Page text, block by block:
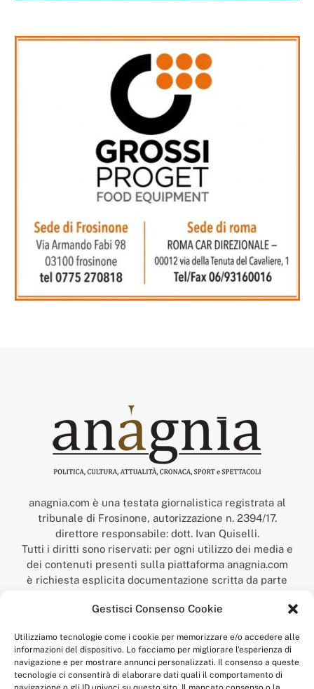
Gestisci Consenso Cookie
Utilizziamo tecnologie come i cookie per memorizzare e/o accedere alle
informazioni del dispositivo. Lo facciamo per migliorare l'esperienza di
navigazione e per mostrare annunci personalizzati. Il consenso a queste
tecnologie ci consentirà di elaborare dati quali il comportamento di
anagnia.com è una testata giornalistica registrata al
tribunale di Frosinone, autorizzazione n. 2394/17.
direttore responsabile: dott. Ivan Quiselli.
Tutti i diritti sono riservati: per ogni utilizzo dei media e
dei contenuti presenti sulla piattaforma anagnia.com
è richiesta esplicita documentazione scritta da parte
“Anagnia” è un marchio registrato presso l’Ufficio Italiano
Economico,
num. registrazione: 302017000014044 del 9 febbraio 2017.
Per contatti:redazione@anagnia.com